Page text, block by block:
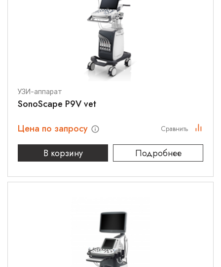
УЗИ-аппарат
SonoScape P9V vet
Цена по запросу
В корзину
Подробнее
Сравнить